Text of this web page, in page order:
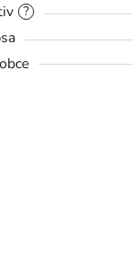
?